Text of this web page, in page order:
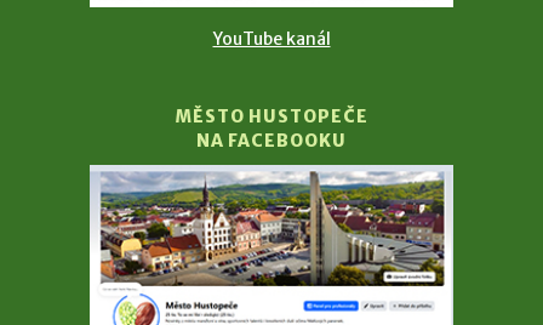
YouTube kanál
MĚSTO HUSTOPEČE
NA FACEBOOKU